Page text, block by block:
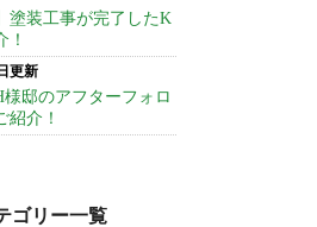
塗装工事が完了したK
！
更新
様邸のアフターフォロ
紹介！
ゴリー一覧